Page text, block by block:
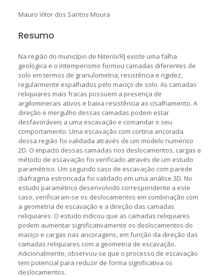
Mauro Vitor dos Santos Moura
Resumo
Na região do município de Niterói/RJ existe uma falha
geológica e o intemperismo formou camadas diferentes de
solo em termos de granulometria, resistência e rigidez,
regularmente espalhados pelo maciço de solo. As camadas
reliquiares mais fracas possuem a presença de
argilominerais ativos e baixa resistência ao cisalhamento. A
direção e mergulho dessas camadas podem estar
desfavoráveis a uma escavação e comandar o seu
comportamento. Uma escavação com cortina ancorada
dessa região foi validada através de um modelo numérico
2D. O impacto dessas camadas nos deslocamentos, cargas e
método de escavação foi verificado através de um estudo
paramétrico. Um segundo caso de escavação com parede
diafragma estroncada foi validado em uma análise 3D. No
estudo paramétrico desenvolvido correspondente a este
caso, verificaram-se os deslocamentos em combinação com
a geometria de escavação e a direção das camadas
reliquiares. O estudo indicou que as camadas reliquiares
podem aumentar significativamente os deslocamentos do
maciço e cargas nas ancoragens, em função da direção das
camadas reliquiares com a geometria de escavação.
Adicionalmente, observou-se que o processo de escavação
tem potencial para reduzir de forma significativa os
deslocamentos.